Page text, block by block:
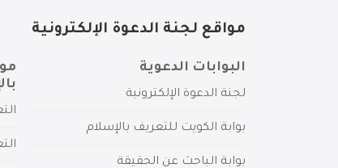
مواقع لجنة الدعوة الإلكترونية
البوابات الدعوية
لجنة الدعوة الإلكترونية
بوابة الكويت للتعريف بالإسلام
بوابة الباحث عن الحقيقة